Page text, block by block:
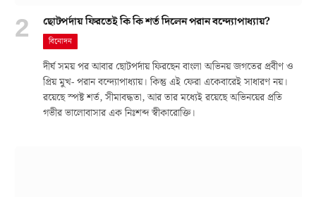
ছোটপর্দায় ফিরতেই কি কি শর্ত দিলেন পরান বন্দ্যোপাধ্যায়?
বিনোদন
দীর্ঘ সময় পর আবার ছোটপর্দায় ফিরছেন বাংলা অভিনয় জগতের প্রবীণ ও
প্রিয় মুখ- পরান বন্দ্যোপাধ্যায়। কিন্তু এই ফেরা একেবারেই সাধারণ নয়।
রয়েছে স্পষ্ট শর্ত, সীমাবদ্ধতা, আর তার মধ্যেই রয়েছে অভিনয়ের প্রতি
গভীর ভালোবাসার এক নিঃশব্দ স্বীকারোক্তি।